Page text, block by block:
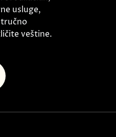
usluge,
veštine.